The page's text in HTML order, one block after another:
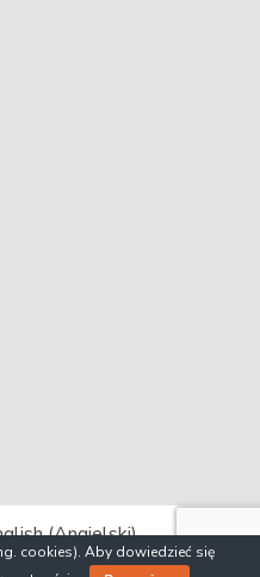
cookies). Aby dowiedzieć się
(Angielski)